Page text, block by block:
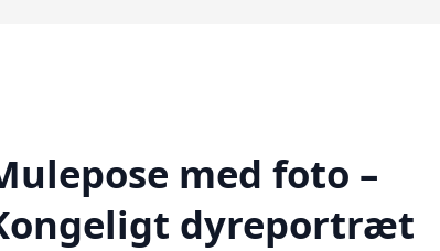
med foto –
dyreportræt